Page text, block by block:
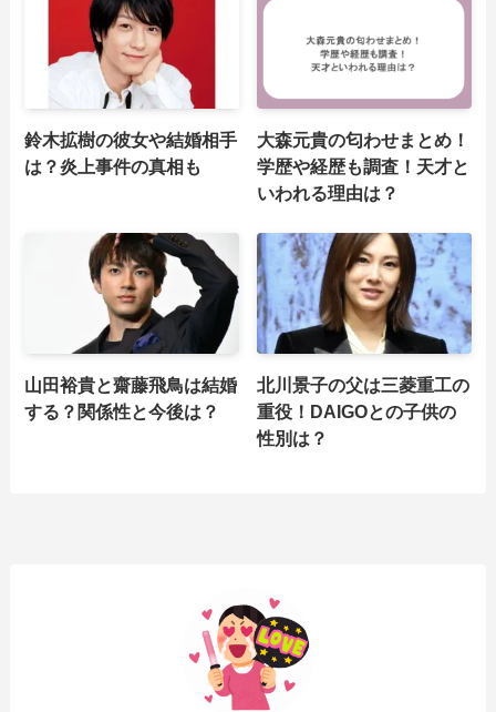
鈴木拡樹の彼女や結婚相手
は？炎上事件の真相も
大森元貴の匂わせまとめ！
学歴や経歴も調査！天才と
いわれる理由は？
山田裕貴と齋藤飛鳥は結婚
する？関係性と今後は？
北川景子の父は三菱重工の
重役！DAIGOとの子供の
性別は？